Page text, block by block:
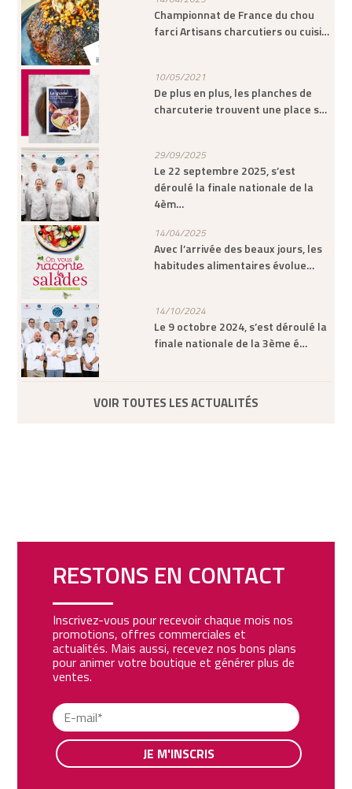
Championnat de France du chou
farci Artisans charcutiers ou cuisi…
10/05/2021
De plus en plus, les planches de
charcuterie trouvent une place s…
29/09/2025
Le 22 septembre 2025, s’est
déroulé la finale nationale de la
4èm…
14/04/2025
Avec l’arrivée des beaux jours, les
habitudes alimentaires évolue…
14/10/2024
Le 9 octobre 2024, s’est déroulé la
finale nationale de la 3ème é…
VOIR TOUTES LES ACTUALITÉS
RESTONS EN CONTACT
Inscrivez-vous pour recevoir chaque mois nos
promotions, offres commerciales et
actualités. Mais aussi, recevez nos bons plans
pour animer votre boutique et générer plus de
ventes.
JE M'INSCRIS